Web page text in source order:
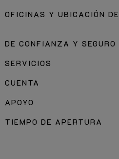
OFICINAS Y UBICACIÓN
DE CONFIANZA Y SEGURO
SERVICIOS
CUENTA
APOYO
TIEMPO DE APERTURA